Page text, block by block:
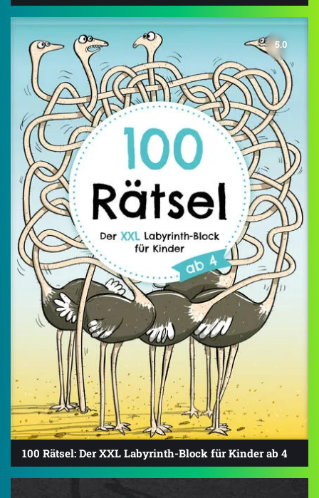
5.0
100 Rätsel: Der XXL Labyrinth-Block für Kinder ab 4